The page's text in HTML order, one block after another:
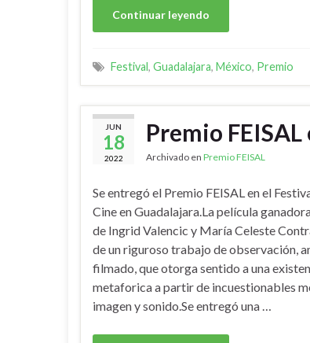
Continuar leyendo
Festival, Guadalajara, México, Premio
JUN
18
2022
Premio FEISAL
Archivado en Premio FEISAL
Se entregó el Premio FEISAL en el
Cine en Guadalajara.La película
de Ingrid Valencic y María Celeste
de un riguroso trabajo de observación,
filmado, que otorga sentido a una
metaforica a partir de incuestionables
imagen y sonido.Se entregó una …